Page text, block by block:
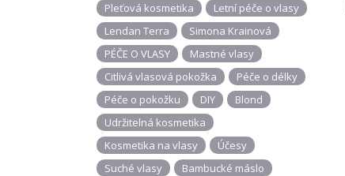
Pleťová kosmetika
Letní péče o vlasy
Lendan Terra
Simona Krainová
PÉČE O VLASY
Mastné vlasy
Citlivá vlasová pokožka
Péče o délky
Péče o pokožku
DIY
Blond
Udržitelná kosmetika
Kosmetika na vlasy
Účesy
Suché vlasy
Bambucké máslo